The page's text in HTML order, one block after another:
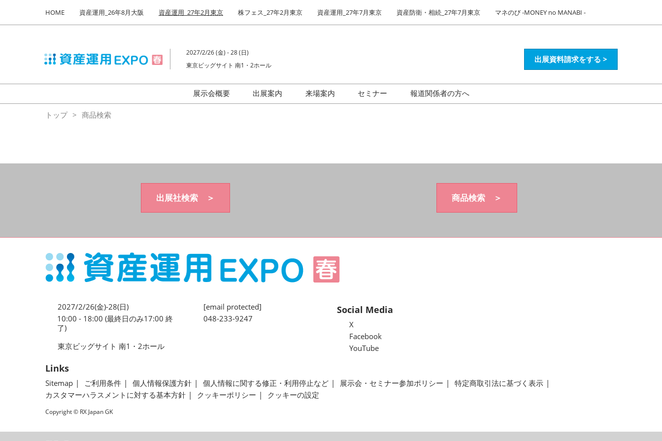
キ
し
て
to
HOME 資産運用_26年8月大阪 資産運用_27年2月東京 株フェス_27年2月東京 資産運用_27年7月東京 資産防衛・相続_27年7月東京 マネのび -MONEY no MANABI -
2027/2/26 (金) - 28 (日)
東京ビッグサイト 南1・2ホール
出展資料請求をする >
展示会概要
出展案内
来場案内
セミナー
報道関係者の方へ
トップ 商品検索
出展社検索 ＞ 商品検索 ＞
2027/2/26(金)-28(日)
10:00 - 18:00 (最終日のみ17:00 終
了)
東京ビッグサイト 南1・2ホール
[email protected]
048-233-9247
Social Media
X
Facebook
YouTube
Links
Sitemap ご利用条件 個人情報保護方針 個人情報に関する修正・利用停止など 展示会・セミナー参加ポリシー
特定商取引法に基づく表示
カスタマーハラスメントに対する基本方針
クッキーポリシー クッキーの設定
Copyright © RX Japan GK